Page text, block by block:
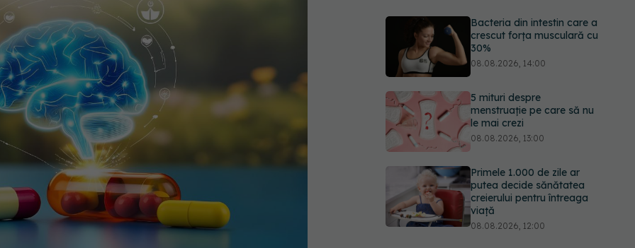
Bacteria din intestin care a
crescut forța musculară cu
30%
08.08.2026, 14:00
5 mituri despre
menstruație pe care să nu
le mai crezi
08.08.2026, 13:00
Primele 1.000 de zile ar
putea decide sănătatea
creierului pentru întreaga
viață
08.08.2026, 12:00